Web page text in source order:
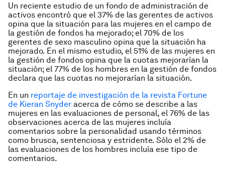
Un reciente estudio de un fondo de administración de
activos encontró que el 37% de las gerentes de activos
opina que la situación para las mujeres en el campo de
la gestión de fondos ha mejorado; el 70% de los
gerentes de sexo masculino opina que la situación ha
mejorado. En el mismo estudio, el 51% de las mujeres en
la gestión de fondos opina que la cuotas mejorarían la
situación; el 77% de los hombres en la gestión de fondos
declara que las cuotas no mejorarían la situación.
En un reportaje de investigación de la revista Fortune
de Kieran Snyder acerca de cómo se describe a las
mujeres en las evaluaciones de personal, el 76% de las
observaciones acerca de las mujeres incluía
comentarios sobre la personalidad usando términos
como brusca, sentenciosa y estridente. Sólo el 2% de
las evaluaciones de los hombres incluía ese tipo de
comentarios.